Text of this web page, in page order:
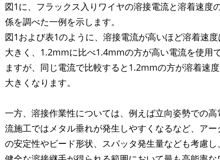
図1に、フラックス入りワイヤの溶接電流と溶着速度
係を調べた一例を示します。
図1および表1のように、溶接電流が高いほど溶着速
大きく、1.2mmに比べ1.4mmの方が高い電流を使用
ますが、同じ電流で比較すると1.2mmの方が溶着速
大きくなります。
一方、溶接作業性については、例えば立向姿勢での高
流施工ではメタル垂れが発生しやすくなるなど、アー
の安定性やビード形状、スパッタ発生量なども考慮し